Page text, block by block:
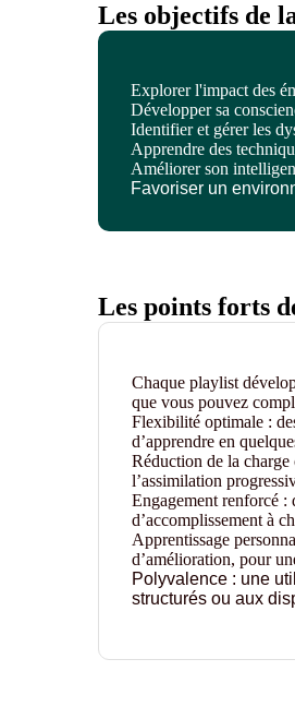
Les objectifs de
Explorer l'impact des
Développer sa
Identifier et gérer les
Apprendre des
Améliorer son
Favoriser un
Les points forts
Chaque playlist
que vous pouvez
Flexibilité optimale :
d’apprendre en
Réduction de la
l’assimilation
Engagement renforcé :
d’accomplissement à
Apprentissage
d’amélioration, pour
Polyvalence : une
structurés ou aux